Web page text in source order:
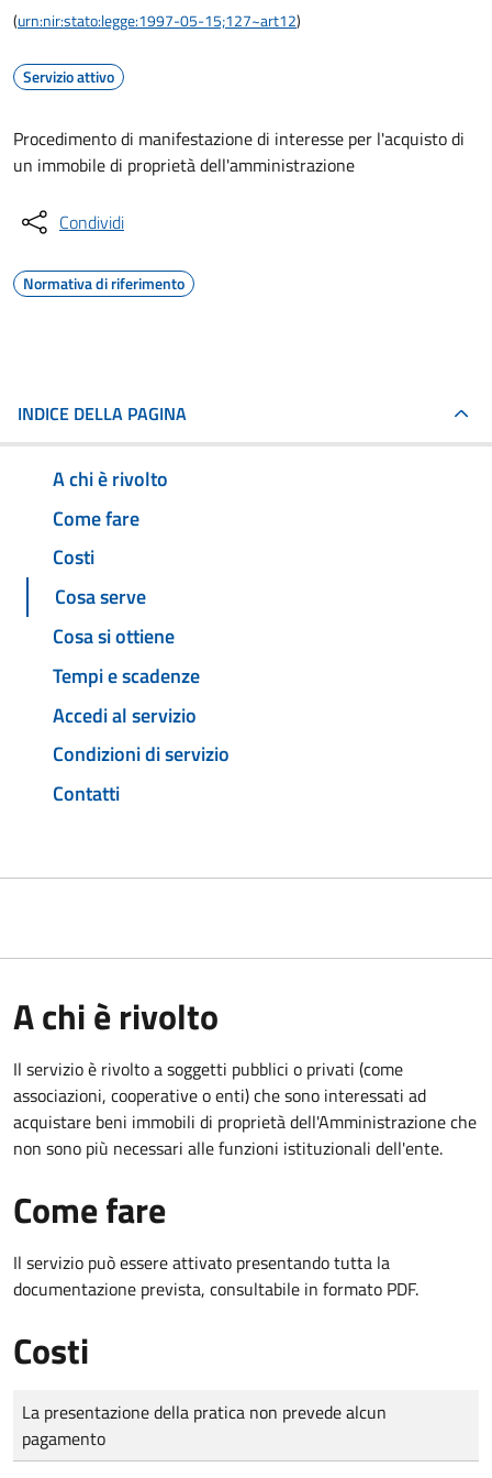
(urn:nir:stato:legge:1997-05-15;127~art12)
Servizio attivo
Procedimento di manifestazione di interesse per l'acquisto di
un immobile di proprietà dell'amministrazione
Condividi
Normativa di riferimento
INDICE DELLA PAGINA
A chi è rivolto
Come fare
Costi
Cosa serve
Cosa si ottiene
Tempi e scadenze
Accedi al servizio
Condizioni di servizio
Contatti
A chi è rivolto
Il servizio è rivolto a soggetti pubblici o privati (come
associazioni, cooperative o enti) che sono interessati ad
acquistare beni immobili di proprietà dell'Amministrazione che
non sono più necessari alle funzioni istituzionali dell'ente.
Come fare
Il servizio può essere attivato presentando tutta la
documentazione prevista, consultabile in formato PDF.
Costi
Tipo di pagamento
Importo
La presentazione della pratica non prevede alcun
pagamento